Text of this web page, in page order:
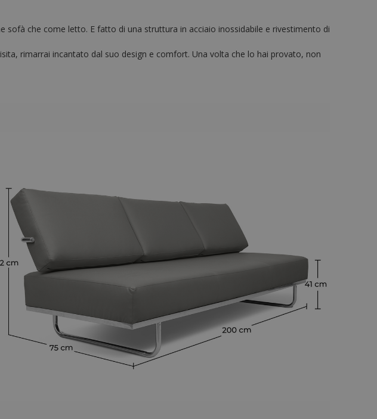
che come letto. E fatto di una struttura in acciaio inossidabile e rivestimento di
rimarrai incantato dal suo design e comfort. Una volta che lo hai provato, non